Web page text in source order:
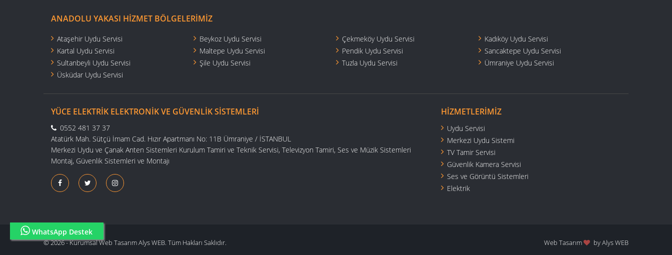
ANADOLU YAKASI HIZMET BÖLGELERIMIZ
Ataşehir Uydu Servisi Beykoz Uydu Servisi Çekmeköy Uydu Servisi
Kadıköy Uydu Servisi
Kartal Uydu Servisi
Maltepe Uydu Servisi Pendik Uydu Servisi
Sancaktepe Uydu Servisi
Sultanbeyli Uydu Servisi
Şile Uydu Servisi Tuzla Uydu Servisi
Ümraniye Uydu Servisi
Üsküdar Uydu Servisi
YÜCE ELEKTRIK ELEKTRONIK VE GÜVENLIK SISTEMLERI
0552 481 37 37
Atatürk Mah. Sütçü İmam Cad. Hızır Apartmanı No: 11B Ümraniye / İSTANBUL
Merkezi Uydu ve Çanak Anten Sistemleri Kurulum Tamiri ve Teknik Servisi, Televizyon Tamiri, Ses ve Müzik Sistemleri
Montaj, Güvenlik Sistemleri ve Montajı
HIZMETLERIMIZ
Uydu Servisi
Merkezi Uydu Sistemi
TV Tamir Servisi
Güvenlik Kamera Servisi
Ses ve Görüntü Sistemleri
Elektrik
© 2026 -Kurumsal Web TasarımAlys WEB. Tüm Hakları Saklıdır. Web Tasarım byAlys WEB
WhatsApp Destek